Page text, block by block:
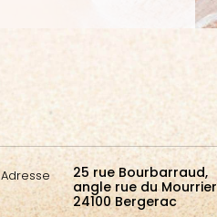
Adresse
25 rue Bourbarraud,
angle rue du Mourrier
24100 Bergerac